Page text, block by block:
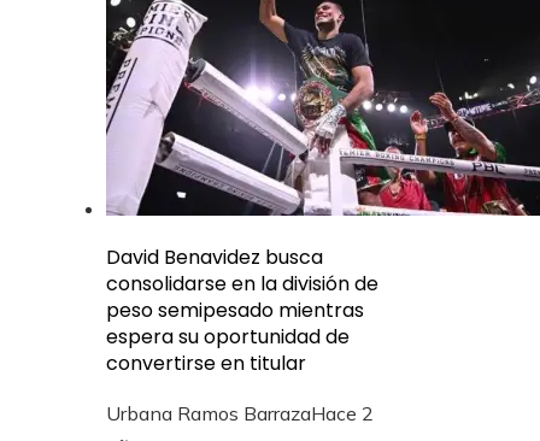
David Benavidez busca
consolidarse en la división de
peso semipesado mientras
espera su oportunidad de
convertirse en titular
Urbana Ramos BarrazaHace 2